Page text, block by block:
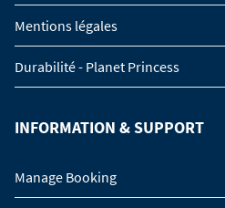
Mentions légales
Durabilité - Planet Princess
INFORMATION & SUPPORT
Manage Booking